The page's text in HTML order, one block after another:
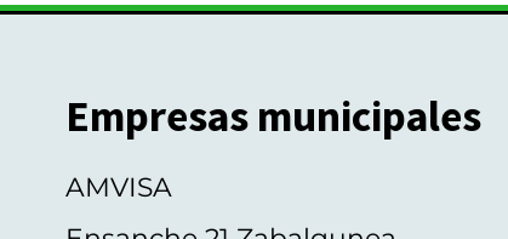
Empresas municipales
AMVISA